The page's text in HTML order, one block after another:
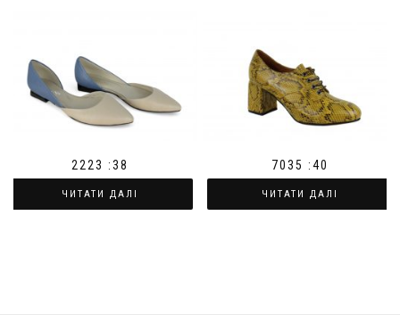
2223 :38
ЧИТАТИ ДАЛІ
7035 :40
ЧИТАТИ ДАЛІ